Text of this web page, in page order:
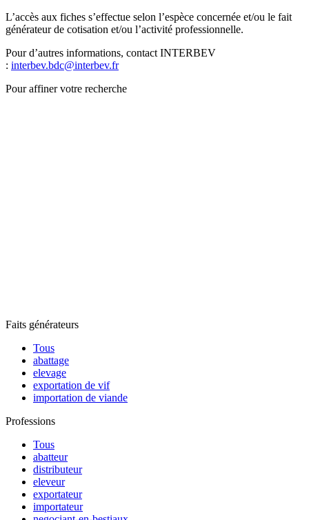
L’accès aux fiches s’effectue selon l’espèce concernée et/ou le fait
générateur de cotisation et/ou l’activité professionnelle.
Pour d’autres informations, contact INTERBEV
: interbev.bdc@interbev.fr
Pour affiner votre recherche
Faits générateurs
Tous
abattage
elevage
exportation de vif
importation de viande
Professions
Tous
abatteur
distributeur
eleveur
exportateur
importateur